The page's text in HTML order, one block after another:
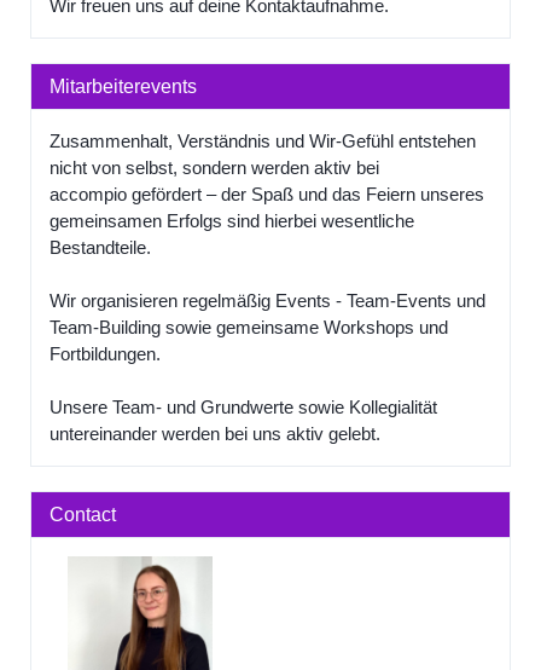
Wir freuen uns auf deine Kontaktaufnahme.
Mitarbeiterevents
Zusammenhalt, Verständnis und Wir-Gefühl entstehen
nicht von selbst, sondern werden aktiv bei
accompio gefördert – der Spaß und das Feiern unseres
gemeinsamen Erfolgs sind hierbei wesentliche
Bestandteile.
Wir organisieren regelmäßig Events - Team-Events und
Team-Building sowie gemeinsame Workshops und
Fortbildungen.
Unsere Team- und Grundwerte sowie Kollegialität
untereinander werden bei uns aktiv gelebt.
Contact